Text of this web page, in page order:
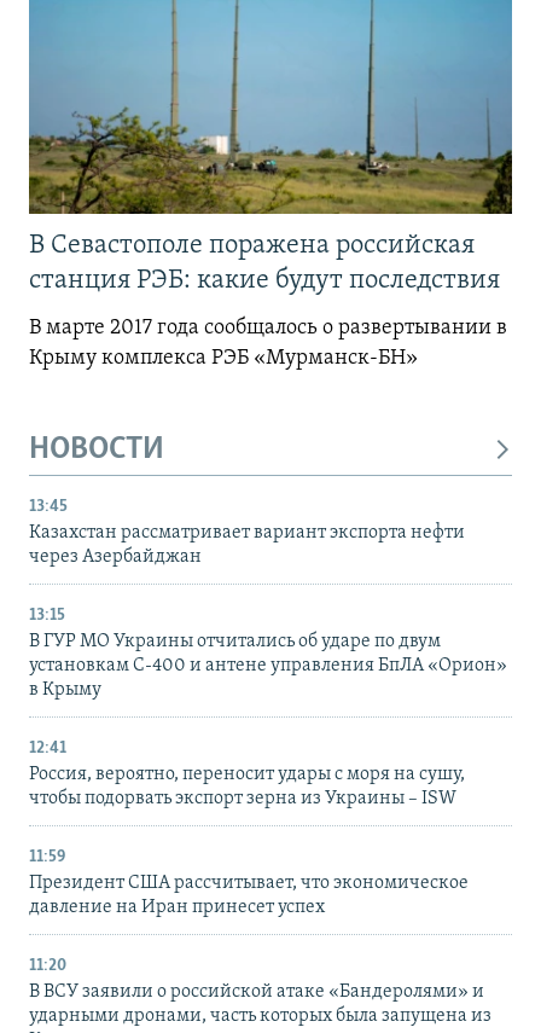
В Севастополе поражена российская
станция РЭБ: какие будут последствия
В марте 2017 года сообщалось о развертывании в
Крыму комплекса РЭБ «Мурманск-БН»
НОВОСТИ
13:45
Казахстан рассматривает вариант экспорта нефти
через Азербайджан
13:15
В ГУР МО Украины отчитались об ударе по двум
установкам С-400 и антене управления БпЛА «Орион»
в Крыму
12:41
Россия, вероятно, переносит удары с моря на сушу,
чтобы подорвать экспорт зерна из Украины – ISW
11:59
Президент США рассчитывает, что экономическое
давление на Иран принесет успех
11:20
В ВСУ заявили о российской атаке «Бандеролями» и
ударными дронами, часть которых была запущена из